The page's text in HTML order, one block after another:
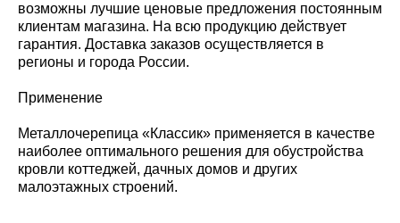
возможны лучшие ценовые предложения постоянным
клиентам магазина. На всю продукцию действует
гарантия. Доставка заказов осуществляется в
регионы и города России.
Применение
Металлочерепица «Классик» применяется в качестве
наиболее оптимального решения для обустройства
кровли коттеджей, дачных домов и других
малоэтажных строений.